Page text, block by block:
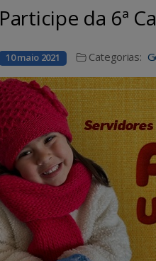
Participe da 6ª
10 maio 2021 Categorias: